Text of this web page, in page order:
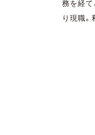
務を経て
り現職